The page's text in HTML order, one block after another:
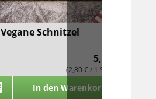
Vegane Schnitzel
5,60 €
(2,80 € / 1 Stück)
In den Warenkorb